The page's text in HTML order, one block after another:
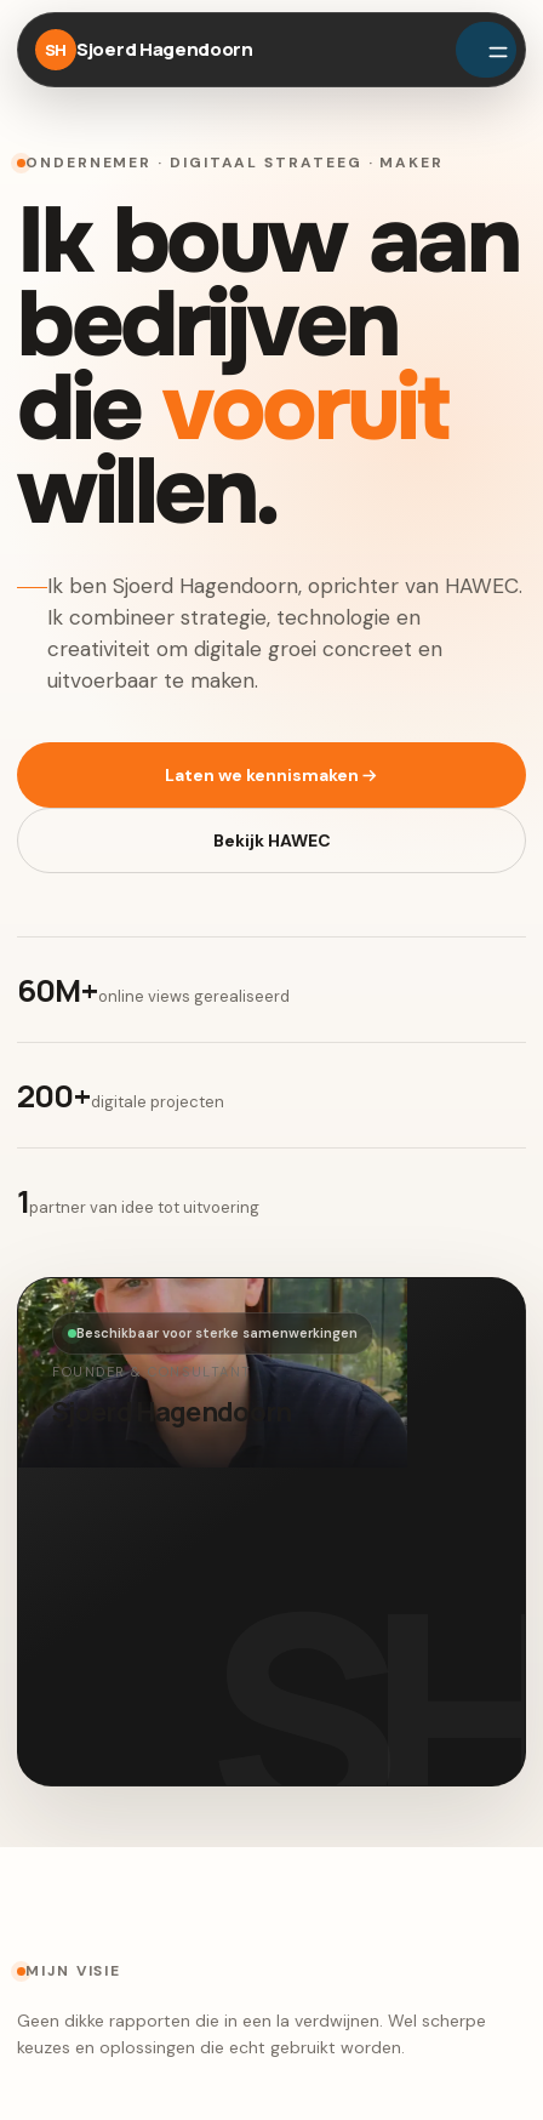
SH Sjoerd Hagendoorn
ONDERNEMER · DIGITAAL STRATEEG · MAKER
Ik bouw aan
bedrijven
dievooruit
willen.
Ik ben Sjoerd Hagendoorn, oprichter van HAWEC.
Ik combineer strategie, technologie en
creativiteit om digitale groei concreet en
uitvoerbaar te maken.
Laten we kennismaken
Bekijk HAWEC
60M+online views gerealiseerd
200+digitale projecten
1partner van idee tot uitvoering
Beschikbaar voor sterke samenwerkingen
FOUNDER & CONSULTANT
Sjoerd Hagendoorn
MIJN VISIE
Geen dikke rapporten die in een la verdwijnen. Wel scherpe
keuzes en oplossingen die echt gebruikt worden.